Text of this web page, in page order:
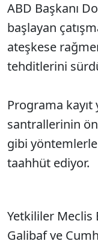
ABD Başkanı
başlayan
ateşkese
tehditlerini
Programa
santrallerinin
gibi yöntemlerle
taahhüt ediyor.
Yetkililer Meclis
Galibaf ve